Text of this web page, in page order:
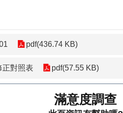
pdf(436.74 KB)
正對照表 pdf(57.55 KB)
滿意度調查